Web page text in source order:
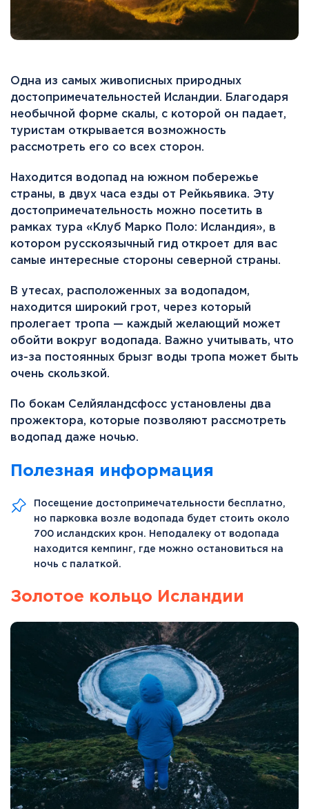
Одна из самых живописных природных
достопримечательностей Исландии. Благодаря
необычной форме скалы, с которой он падает,
туристам открывается возможность
рассмотреть его со всех сторон.
Находится водопад на южном побережье
страны, в двух часа езды от Рейкьявика. Эту
достопримечательность можно посетить в
рамках тура «Клуб Марко Поло: Исландия», в
котором русскоязычный гид откроет для вас
самые интересные стороны северной страны.
В утесах, расположенных за водопадом,
находится широкий грот, через который
пролегает тропа — каждый желающий может
обойти вокруг водопада. Важно учитывать, что
из-за постоянных брызг воды тропа может быть
очень скользкой.
По бокам Селйяландсфосс установлены два
прожектора, которые позволяют рассмотреть
водопад даже ночью.
Полезная информация
Посещение достопримечательности бесплатно,
но парковка возле водопада будет стоить около
700 исландских крон. Неподалеку от водопада
находится кемпинг, где можно остановиться на
ночь с палаткой.
Золотое кольцо Исландии